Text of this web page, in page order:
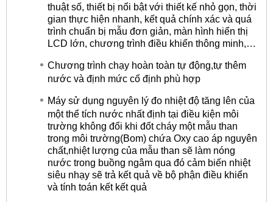
thuật số, thiết bị nổi bật với thiết kế nhỏ gọn, thời
gian thực hiện nhanh, kết quả chính xác và quá
trình chuẩn bị mẫu đơn giản, màn hình hiển thị
LCD lớn, chương trình điều khiển thông minh,…
Chương trình chạy hoàn toàn tự động,tự thêm
nước và định mức cố định phù hợp
Máy sử dụng nguyên lý đo nhiệt độ tăng lên của
một thể tích nước nhất định tại điều kiện môi
trường không đổi khi đốt cháy một mẫu than
trong môi trường(Bom) chứa Oxy cao áp nguyên
chất,nhiệt lượng của mẫu than sẽ làm nóng
nước trong buồng ngâm qua đó cảm biến nhiệt
siêu nhạy sẽ trả kết quả về bộ phận điều khiển
và tính toán kết kết quả